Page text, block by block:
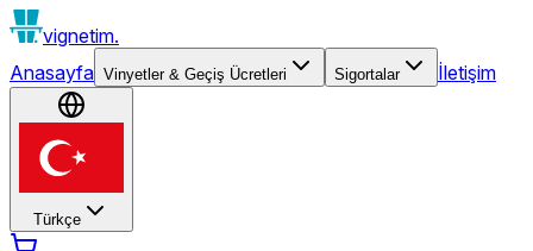
vignetim.
Anasayfa Vinyetler & Geçiş Ücretleri Sigortalar İletişim
Türkçe